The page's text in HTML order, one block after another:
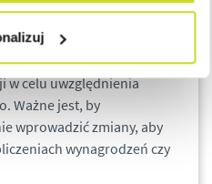
płacowe będzie
w celu uwzględnienia
Ważne jest, by
wprowadzić zmiany, aby
wynagrodzeń czy